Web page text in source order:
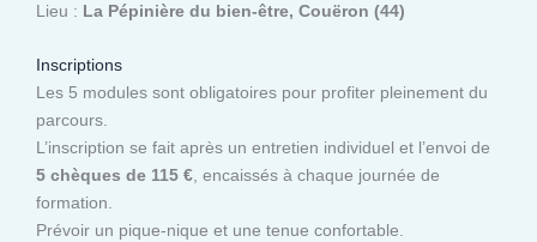
Lieu : La Pépinière du bien-être, Couëron (44)
Inscriptions
Les 5 modules sont obligatoires pour profiter pleinement du
parcours.
L’inscription se fait après un entretien individuel et l’envoi de
5 chèques de 115 €, encaissés à chaque journée de
formation.
Prévoir un pique-nique et une tenue confortable.